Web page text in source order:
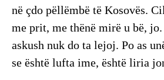
në çdo pëllëmbë të Kosovës.
me prit, me thënë mirë u bë,
askush nuk do ta lejoj. Po as
se është lufta ime, është liria